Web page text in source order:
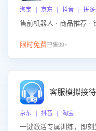
淘宝 | 京东 | 抖音 | 拼多
售前机器人 · 商品推荐 ·
限时免费已售99+
客服模拟接
京东 | 抖音 | 淘宝
一键激活专属训练，即